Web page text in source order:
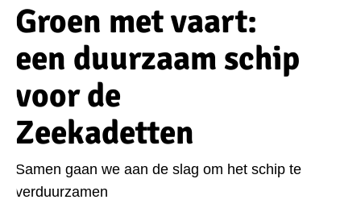
Groen met vaart:
een duurzaam schip
voor de
Zeekadetten
Samen gaan we aan de slag om het schip te
verduurzamen